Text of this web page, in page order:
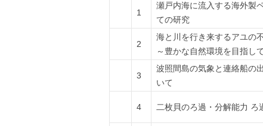
1
瀬戸内海に流入する海外製
ての研究
2
海と川を行き来するアユの
～豊かな自然環境を目指し
3
波照間島の気象と連絡船の
いて
4 二枚貝のろ過・分解能力 ろ